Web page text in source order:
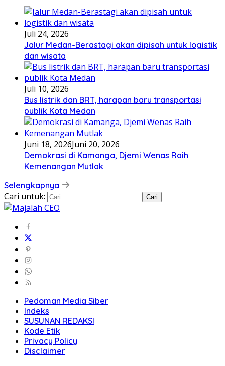
Juli 24, 2026
Jalur Medan-Berastagi akan dipisah untuk logistik
dan wisata
Juli 10, 2026
Bus listrik dan BRT, harapan baru transportasi
publik Kota Medan
Juni 18, 2026Juni 20, 2026
Demokrasi di Kamanga, Djemi Wenas Raih
Kemenangan Mutlak
Selengkapnya
Cari untuk:
Pedoman Media Siber
Indeks
SUSUNAN REDAKSI
Kode Etik
Privacy Policy
Disclaimer